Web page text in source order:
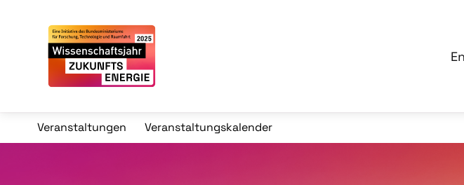
Veranstaltungen Veranstaltungskalender